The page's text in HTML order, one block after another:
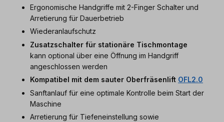
Ergonomische Handgriffe mit 2-Finger Schalter und
Arretierung für Dauerbetrieb
Wiederanlaufschutz
Zusatzschalter für stationäre Tischmontage
kann optional über eine Öffnung im Handgriff
angeschlossen werden
Kompatibel mit dem sauter Oberfräsenlift OFL2.0
Sanftanlauf für eine optimale Kontrolle beim Start der
Maschine
Arretierung für Tiefeneinstellung sowie